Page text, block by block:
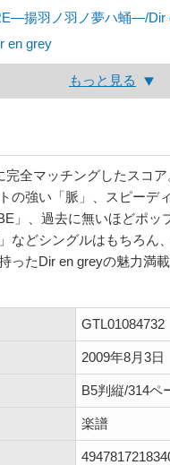
揚羽ノ羽ノ夢ハ蛹―/Dir
en grey
もっと見る
完全マッチングしたスコ
の強い「脈」、スピーデ
」、過去に無いほどポッ
などシングルはもちろん
ったDir en greyの魅力満載
GTL01084732
2009年8月3日
B5判縦/314ペ
楽譜